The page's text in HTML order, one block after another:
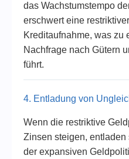
das Wachstumstempo
erschwert eine
Kreditaufnahme, was zu
Nachfrage nach Gütern
führt.
4. Entladung von
Wenn die restriktive
Zinsen steigen,
der expansiven